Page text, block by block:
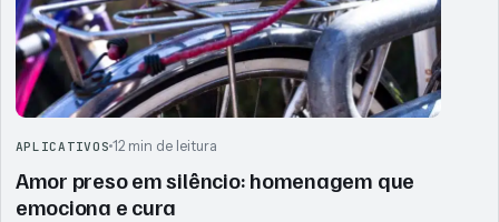
APLICATIVOS 12 min de leitura
Amor preso em silêncio: homenagem que
emociona e cura